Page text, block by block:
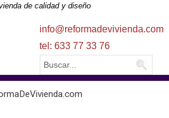
de calidad y diseño
info@reformadevivienda.com
tel: 633 77 33 76